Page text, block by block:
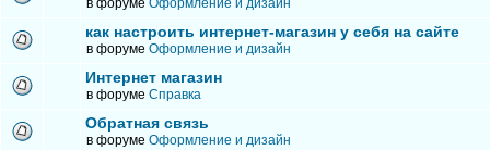
в форуме Оформление и дизайн
как настроить интернет-магазин у себя на сайте
в форуме Оформление и дизайн
Интернет магазин
в форуме Справка
Обратная связь
в форуме Оформление и дизайн